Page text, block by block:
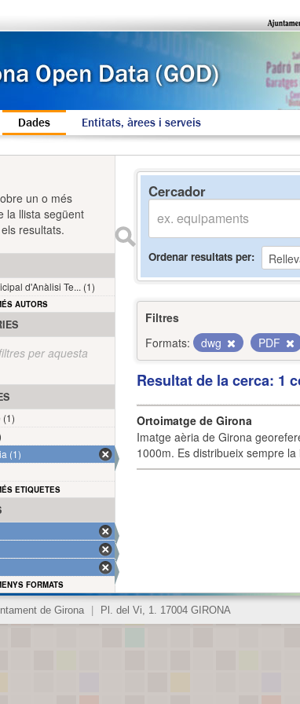
Dades Entitats, àrees i serveis
Cercador
Ordenar resultats per
Filtres
Formats:
dwg PDF
Resultat de la cerca: 1
Ortoimatge de Girona
Imatge aèria de Girona
1000m. Es distribueix sempre
un o més
la llista següent
resultats.
d'Anàlisi Te... (1)
AUTORS
per aquesta
(1)
(1)
ETIQUETES
FORMATS
de Girona Pl. del Vi, 1. 17004 GIRONA